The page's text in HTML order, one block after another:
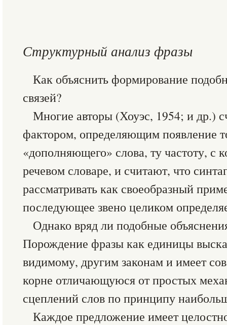
Структурный анализ фразы
Как объяснить формирование
связей?
Многие авторы (Хоуэс, 1954; и др.)
фактором, определяющим появление
«дополняющего» слова, ту частоту, с
речевом словаре, и считают, что
рассматривать как своеобразный
последующее звено целиком
Однако вряд ли подобные
Порождение фразы как единицы
видимому, другим законам и имеет
корне отличающуюся от простых
сцеплений слов по принципу
Каждое предложение имеет